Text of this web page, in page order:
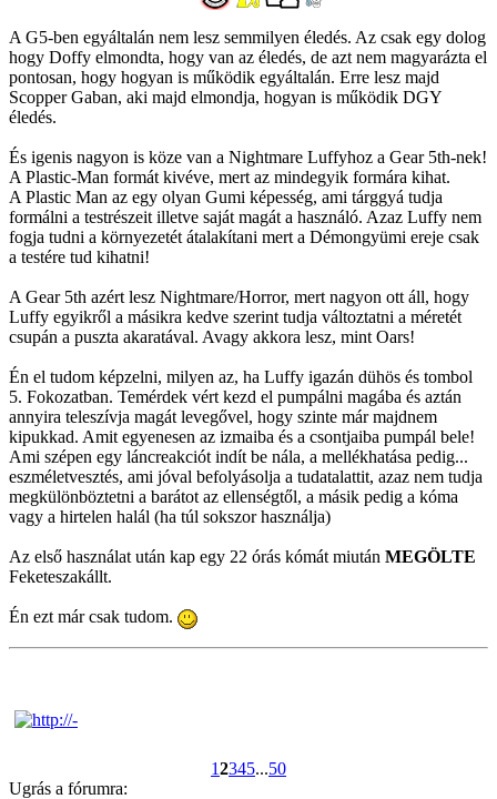
A G5-ben egyáltalán nem lesz semmilyen éledés. Az csak egy dolog
hogy Doffy elmondta, hogy van az éledés, de azt nem magyarázta el
pontosan, hogy hogyan is működik egyáltalán. Erre lesz majd
Scopper Gaban, aki majd elmondja, hogyan is működik DGY
éledés.
És igenis nagyon is köze van a Nightmare Luffyhoz a Gear 5th-nek!
A Plastic-Man formát kivéve, mert az mindegyik formára kihat.
A Plastic Man az egy olyan Gumi képesség, ami tárggyá tudja
formálni a testrészeit illetve saját magát a használó. Azaz Luffy nem
fogja tudni a környezetét átalakítani mert a Démongyümi ereje csak
a testére tud kihatni!
A Gear 5th azért lesz Nightmare/Horror, mert nagyon ott áll, hogy
Luffy egyikről a másikra kedve szerint tudja változtatni a méretét
csupán a puszta akaratával. Avagy akkora lesz, mint Oars!
Én el tudom képzelni, milyen az, ha Luffy igazán dühös és tombol
5. Fokozatban. Temérdek vért kezd el pumpálni magába és aztán
annyira teleszívja magát levegővel, hogy szinte már majdnem
kipukkad. Amit egyenesen az izmaiba és a csontjaiba pumpál bele!
Ami szépen egy láncreakciót indít be nála, a mellékhatása pedig...
eszméletvesztés, ami jóval befolyásolja a tudatalattit, azaz nem tudja
megkülönböztetni a barátot az ellenségtől, a másik pedig a kóma
vagy a hirtelen halál (ha túl sokszor használja)
Az első használat után kap egy 22 órás kómát miután MEGÖLTE
Feketeszakállt.
Én ezt már csak tudom.
12345...50
Ugrás a fórumra: